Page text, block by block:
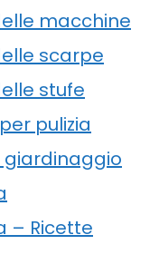
macchine
scarpe
stufe
pulizia
giardinaggio
– Ricette